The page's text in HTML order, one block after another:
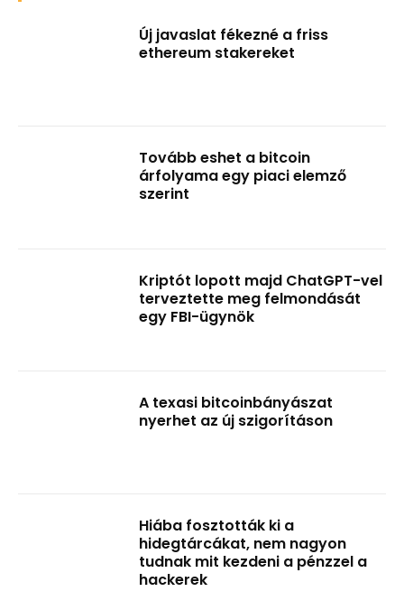
Új javaslat fékezné a friss
ethereum stakereket
Tovább eshet a bitcoin
árfolyama egy piaci elemző
szerint
Kriptót lopott majd ChatGPT-vel
terveztette meg felmondását
egy FBI-ügynök
A texasi bitcoinbányászat
nyerhet az új szigorításon
Hiába fosztották ki a
hidegtárcákat, nem nagyon
tudnak mit kezdeni a pénzzel a
hackerek